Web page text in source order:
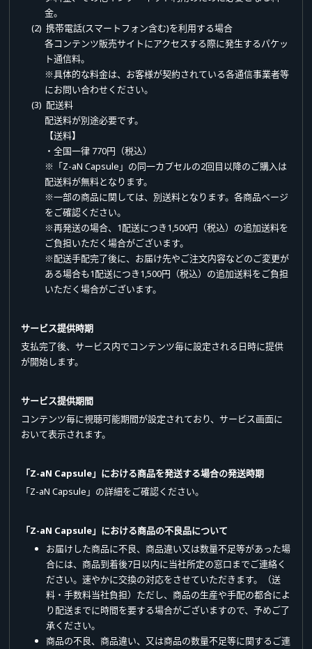
金。
(2) 携帯電話(スマートフォン含む)を利用する場合
各コンテンツ販売サイトにアクセスする際に発生するパケッ
ト通信料。
※具体的な料金は、お客様が契約されている各通信事業者等
にお問い合わせください。
(3) 配送料
配送料が別途必要です。
【送料】
・全国一律 770円（税込）
※「Z-aN Capsule」の同一カプセルの2回目以降のご購入は
配送料が無料となります。
※一部の商品に関しては、別送料となります。各商品ページ
をご確認ください。
※再発送の場合、1配送につき1,500円（税込）の追加送料を
ご負担いただく場合がございます。
※配送手配完了後に、お届け先やご注文内容などのご変更が
ある場合も1配送につき1,500円（税込）の追加送料をご負担
いただく場合がございます。
サービス提供時期
支払完了後、サービス内でコンテンツ毎に設定される日時に提供
が開始します。
サービス提供期間
コンテンツ毎に視聴可能期間が設定されており、サービス画面に
おいて表示されます。
「Z-aN Capsule」における商品を発送する場合の発送時期
「Z-aN Capsule」の詳細をご確認ください。
「Z-aN Capsule」における商品の不良品について
お届けした商品に不良、商品違い又は数量不足等があった場
合には、商品到着後7日以内に当社所定の窓口までご連絡く
ださい。速やかに交換の対応をさせていただきます。（送
料・手数料当社負担）ただし、商品の生産や手配の都合によ
り配送までに時間を要する場合がございますので、予めご了
承ください。
商品の不良、商品違い、又は商品の数量不足等に関するご連